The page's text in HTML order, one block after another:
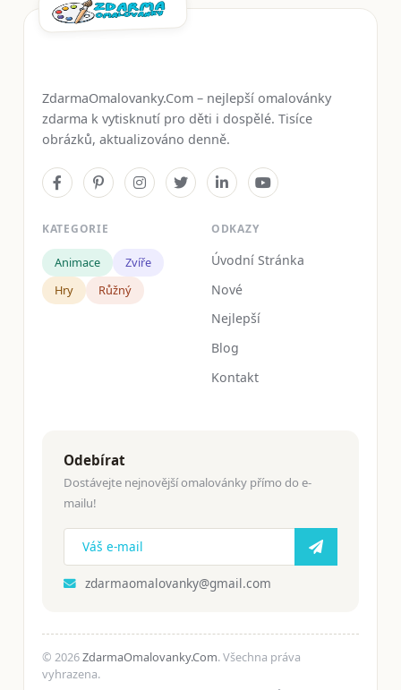
ZdarmaOmalovanky.Com – nejlepší omalovánky
zdarma k vytisknutí pro děti i dospělé. Tisíce
obrázků, aktualizováno denně.
KATEGORIE
Animace
Zvíře
Hry
Růžný
ODKAZY
Úvodní Stránka
Nové
Nejlepší
Blog
Kontakt
Odebírat
Dostávejte nejnovější omalovánky přímo do e-
mailu!
zdarmaomalovanky@gmail.com
© 2026ZdarmaOmalovanky.Com. Všechna práva
vyhrazena.